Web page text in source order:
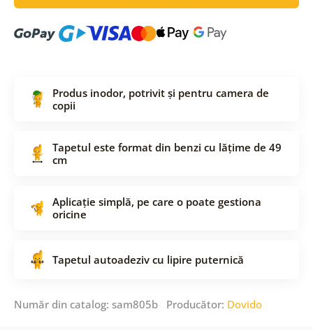
Produs inodor, potrivit și pentru camera de
copii
Tapetul este format din benzi cu lățime de 49
cm
Aplicație simplă, pe care o poate gestiona
oricine
Tapetul autoadeziv cu lipire puternică
Număr din catalog: sam805b Producător: Dovido